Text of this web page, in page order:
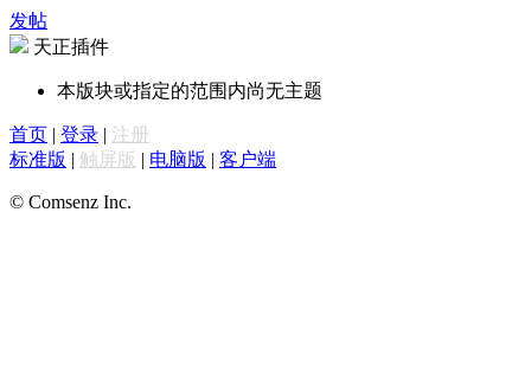
发帖
天正插件
本版块或指定的范围内尚无主题
首页 | 登录 | 注册
标准版 | 触屏版 | 电脑版 | 客户端
© Comsenz Inc.